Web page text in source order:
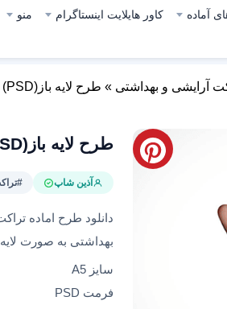
آماده کاور هایلایت اینستاگرام منو
آرایشی و بهداشتی » طرح لایه باز(PSD) تراکت لوازم آرایشی
طرح لایه باز(PSD) تراکت لوازم آرایشی
آذین شاپ
دانلود طرح اماده
بهداشتی به صورت لایه
سایز A5
فرمت PSD